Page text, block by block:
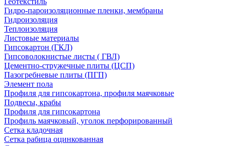
Гидро-пароизоляционные пленки, мембраны
Гидроизоляция
Теплоизоляция
Листовые материалы
Гипсокартон (ГКЛ)
Гипсоволокнистые листы ( ГВЛ)
Цементно-стружечные плиты (ЦСП)
Пазогребневые плиты (ПГП)
Элемент пола
Профиля для гипсокартона, профиля маячковые
Подвесы, крабы
Профиля для гипсокартона
Профиль маячковый, уголок перфорированный
Сетка кладочная
Сетка рабица оцинкованная